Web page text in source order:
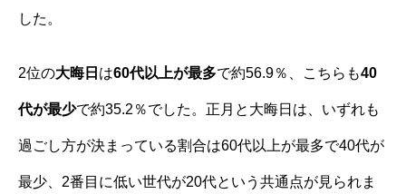
した。
2位の大晦日 は60代以上が最多で約56.9％、こちらも40
代が最少で約35.2％でした。正月と大晦日は、いずれも
過ごし方が決まっている割合は60代以上が最多で40代が
最少、2番目に低い世代が20代という共通点が見られま